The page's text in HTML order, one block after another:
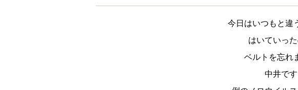
今日はいつもと違
はいていっ
ベルトを忘れ
中井です